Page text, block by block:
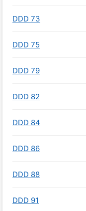
DDD 73
DDD 75
DDD 79
DDD 82
DDD 84
DDD 86
DDD 88
DDD 91